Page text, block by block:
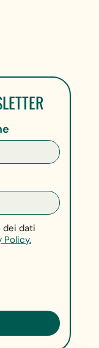
dati
Policy.